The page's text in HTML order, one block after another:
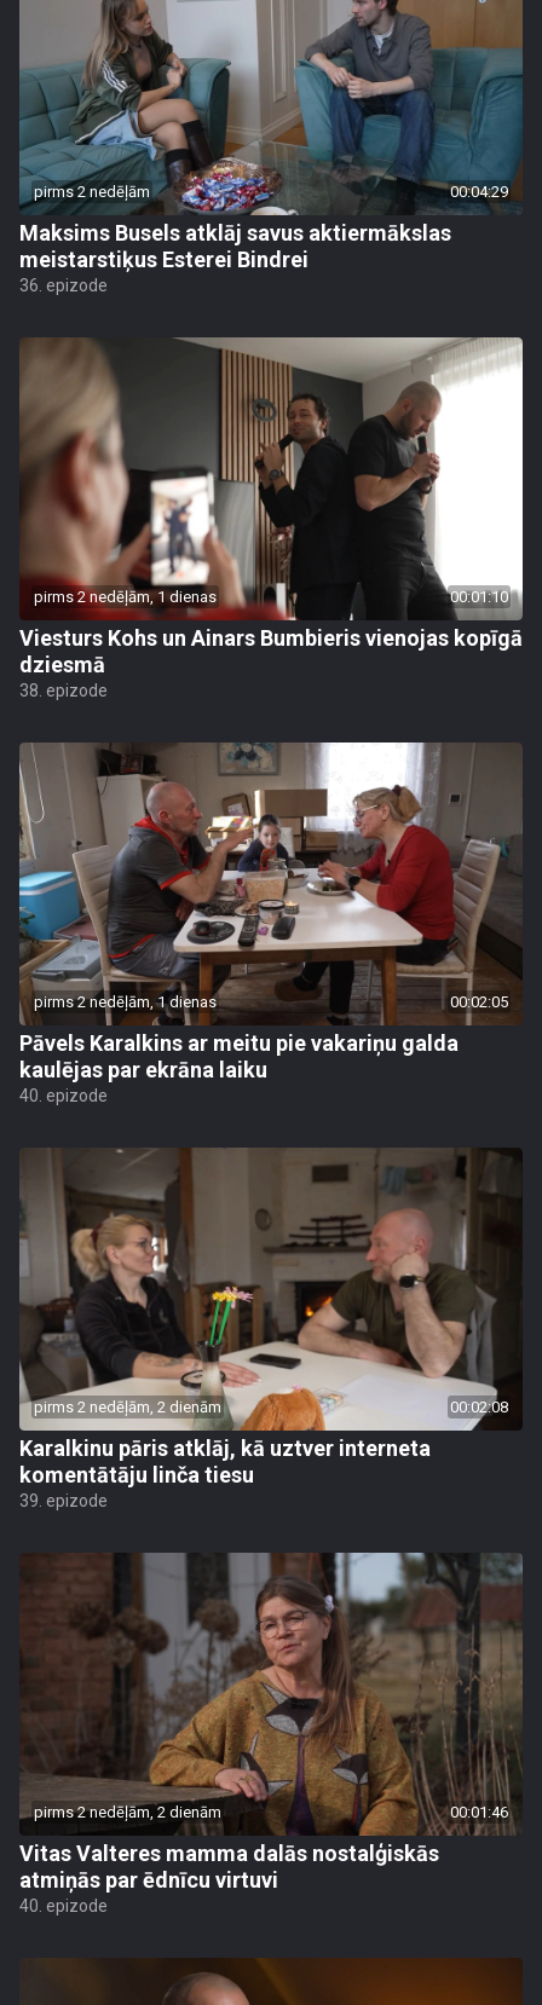
pirms 2 nedēļām 00:04:29
Maksims Busels atklāj savus aktiermākslas
meistarstiķus Esterei Bindrei
36. epizode
pirms 2 nedēļām, 1 dienas 00:01:10
Viesturs Kohs un Ainars Bumbieris vienojas kopīgā
dziesmā
38. epizode
pirms 2 nedēļām, 1 dienas 00:02:05
Pāvels Karalkins ar meitu pie vakariņu galda
kaulējas par ekrāna laiku
40. epizode
pirms 2 nedēļām, 2 dienām 00:02:08
Karalkinu pāris atklāj, kā uztver interneta
komentātāju linča tiesu
39. epizode
pirms 2 nedēļām, 2 dienām 00:01:46
Vitas Valteres mamma dalās nostalģiskās
atmiņās par ēdnīcu virtuvi
40. epizode